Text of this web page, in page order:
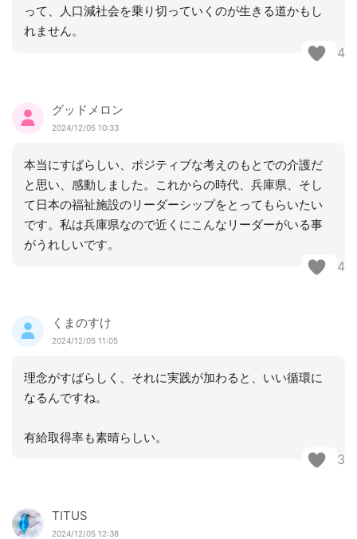
って、人口減社会を乗り切っていくのが生きる道かもし
れません。
4
グッドメロン
2024/12/05 10:33
本当にすばらしい、ポジティブな考えのもとでの介護だ
と思い、感動しました。これからの時代、兵庫県、そし
て日本の福祉施設のリーダーシップをとってもらいたい
です。私は兵庫県なので近くにこんなリーダーがいる事
がうれしいです。
4
くまのすけ
2024/12/05 11:05
理念がすばらしく、それに実践が加わると、いい循環に
なるんですね。
有給取得率も素晴らしい。
3
TITUS
2024/12/05 12:38